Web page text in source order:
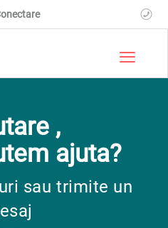
Toggle
,
ajuta?
sau trimite un